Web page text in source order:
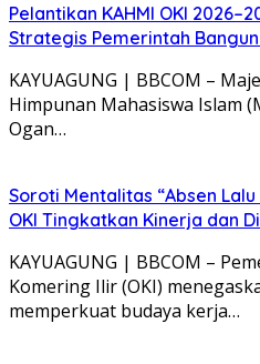
Pelantikan KAHMI OKI
Strategis Pemerintah
KAYUAGUNG | BBCOM –
Himpunan Mahasiswa Islam
Ogan…
Soroti Mentalitas “Absen Lalu
OKI Tingkatkan Kinerja dan
KAYUAGUNG | BBCOM –
Komering Ilir (OKI)
memperkuat budaya kerja…